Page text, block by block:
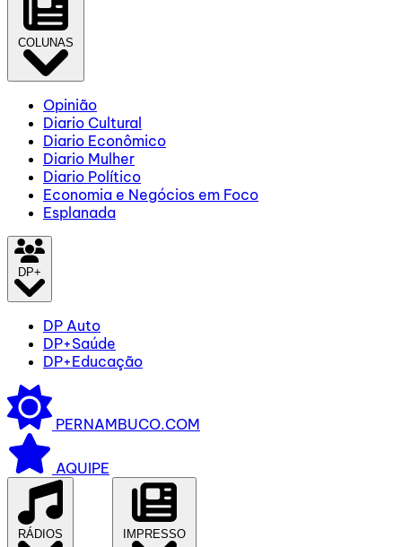
COLUNAS
Opinião
Diario Cultural
Diario Econômico
Diario Mulher
Diario Político
Economia e Negócios em Foco
Esplanada
DP+
DP Auto
DP+Saúde
DP+Educação
PERNAMBUCO.COM
AQUIPE
RÁDIOS IMPRESSO